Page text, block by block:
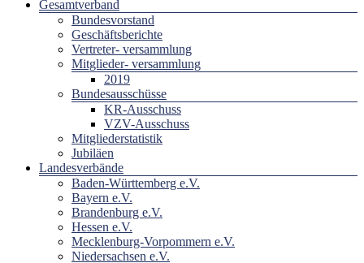
Gesamtverband
Bundesvorstand
Geschäftsberichte
Vertreter- versammlung
Mitglieder- versammlung
2019
Bundesausschüsse
KR-Ausschuss
VZV-Ausschuss
Mitgliederstatistik
Jubiläen
Landesverbände
Baden-Württemberg e.V.
Bayern e.V.
Brandenburg e.V.
Hessen e.V.
Mecklenburg-Vorpommern e.V.
Niedersachsen e.V.